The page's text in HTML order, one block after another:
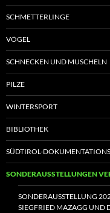
SCHMETTERLINGE
VÖGEL
SCHNECKEN UND MUSCHELN
PILZE
WINTERSPORT
BIBLIOTHEK
SÜDTIROL-
SONDERAUSSTELLUNGEN
SONDERAUSSTELLUNG
SIEGFRIED MAZAGG UND